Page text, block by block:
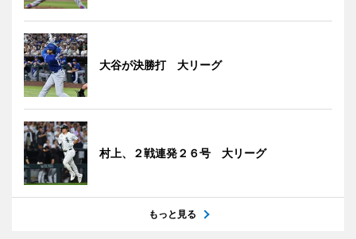
大谷が決勝打 大リーグ
村上、２戦連発２６号 大リーグ
もっと見る